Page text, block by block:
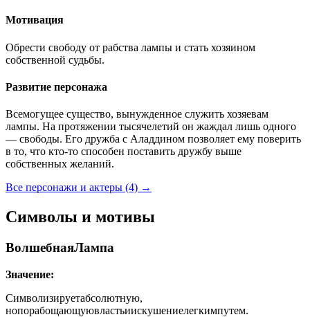
Мотивация
Обрести свободу от рабства лампы и стать хозяином
собственной судьбы.
Развитие персонажа
Всемогущее существо, вынужденное служить хозяевам
лампы. На протяжении тысячелетий он жаждал лишь одного
— свободы. Его дружба с Аладдином позволяет ему поверить
в то, что кто-то способен поставить дружбу выше
собственных желаний.
Все персонажи и актеры (4) →
Символы и мотивы
ВолшебнаяЛампа
Значение:
Символизируетабсолютную,
нопорабощающуювластьиискушениелегкимпутем.